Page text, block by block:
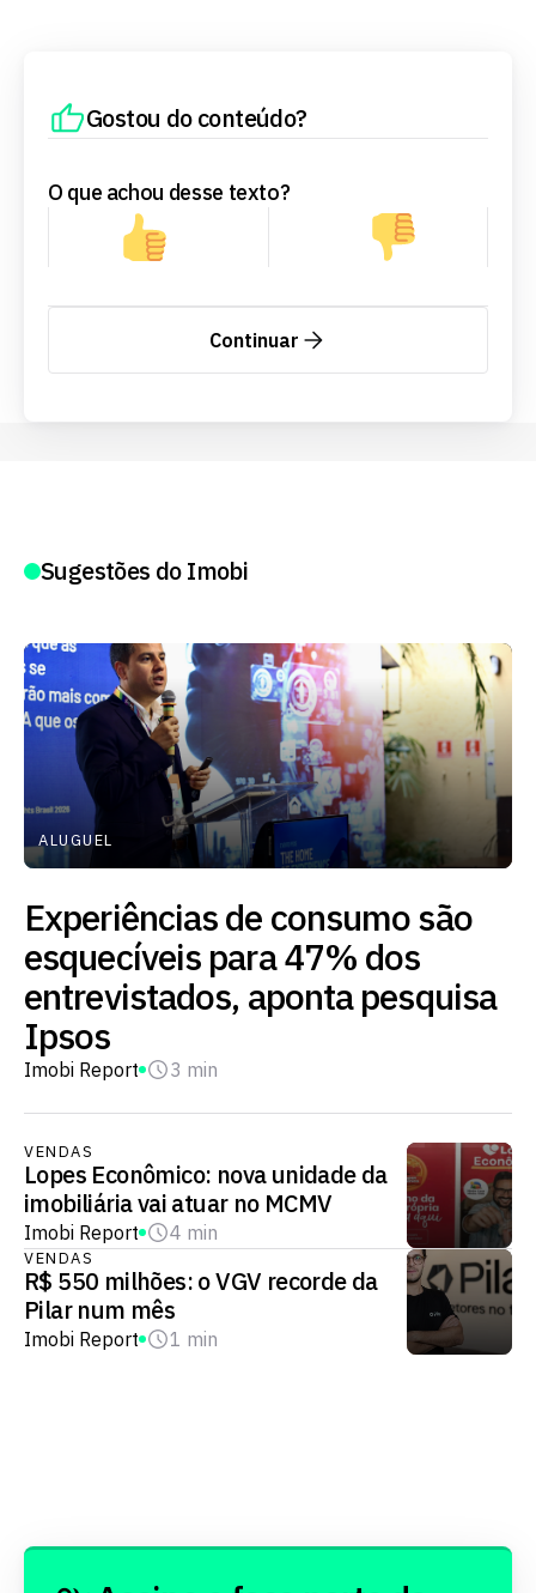
Gostou do conteúdo?
O que achou desse texto?
Continuar
Sugestões do Imobi
ALUGUEL
Experiências de consumo são
esquecíveis para 47% dos
entrevistados, aponta pesquisa
Ipsos
Imobi Report 3 min
VENDAS
Lopes Econômico: nova unidade da
imobiliária vai atuar no MCMV
Imobi Report 4 min
VENDAS
R$ 550 milhões: o VGV recorde da
Pilar num mês
Imobi Report 1 min